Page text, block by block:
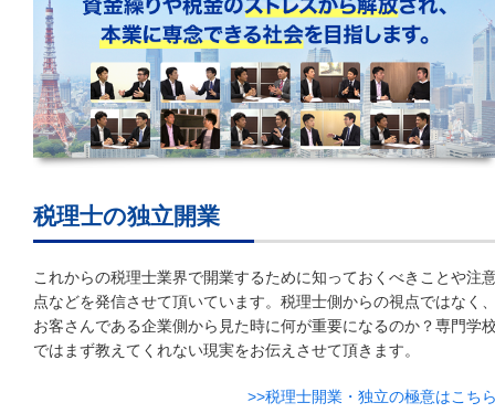
税理士の独立開業
これからの税理士業界で開業するために知っておくべきことや注
点などを発信させて頂いています。税理士側からの視点ではなく
お客さんである企業側から見た時に何が重要になるのか？専門学
ではまず教えてくれない現実をお伝えさせて頂きます。
>>税理士開業・独立の極意はこち